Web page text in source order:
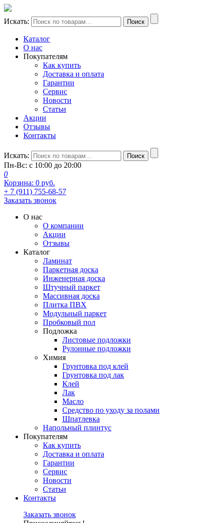
Искать: Поиск
Каталог
О нас
Покупателям
Как купить
Доставка и оплата
Гарантии
Сервис
Новости
Статьи
Акции
Отзывы
Контакты
Искать: Поиск
Пн-Вс: с 10:00 до 20:00
0
Корзина: 0 руб.
+ 7 (911) 755-68-57
Заказать звонок
О нас
О компании
Акции
Отзывы
Каталог
Ламинат
Паркетная доска
Инженерная доска
Штучный паркет
Массивная доска
Плитка ПВХ
Модульный паркет
Пробковый пол
Подложка
Листовые подложки
Рулонные подложки
Химия
Грунтовка под клей
Грунтовка под лак
Клей
Лак
Масло
Средство по уходу за полами
Шпатлевка
Напольный плинтус
Покупателям
Как купить
Доставка и оплата
Гарантии
Сервис
Новости
Статьи
Контакты
Заказать звонок